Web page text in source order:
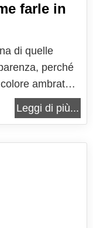
farle in
di quelle
perché
ambrato e
nasconde una
ingegno e
Leggi di più...